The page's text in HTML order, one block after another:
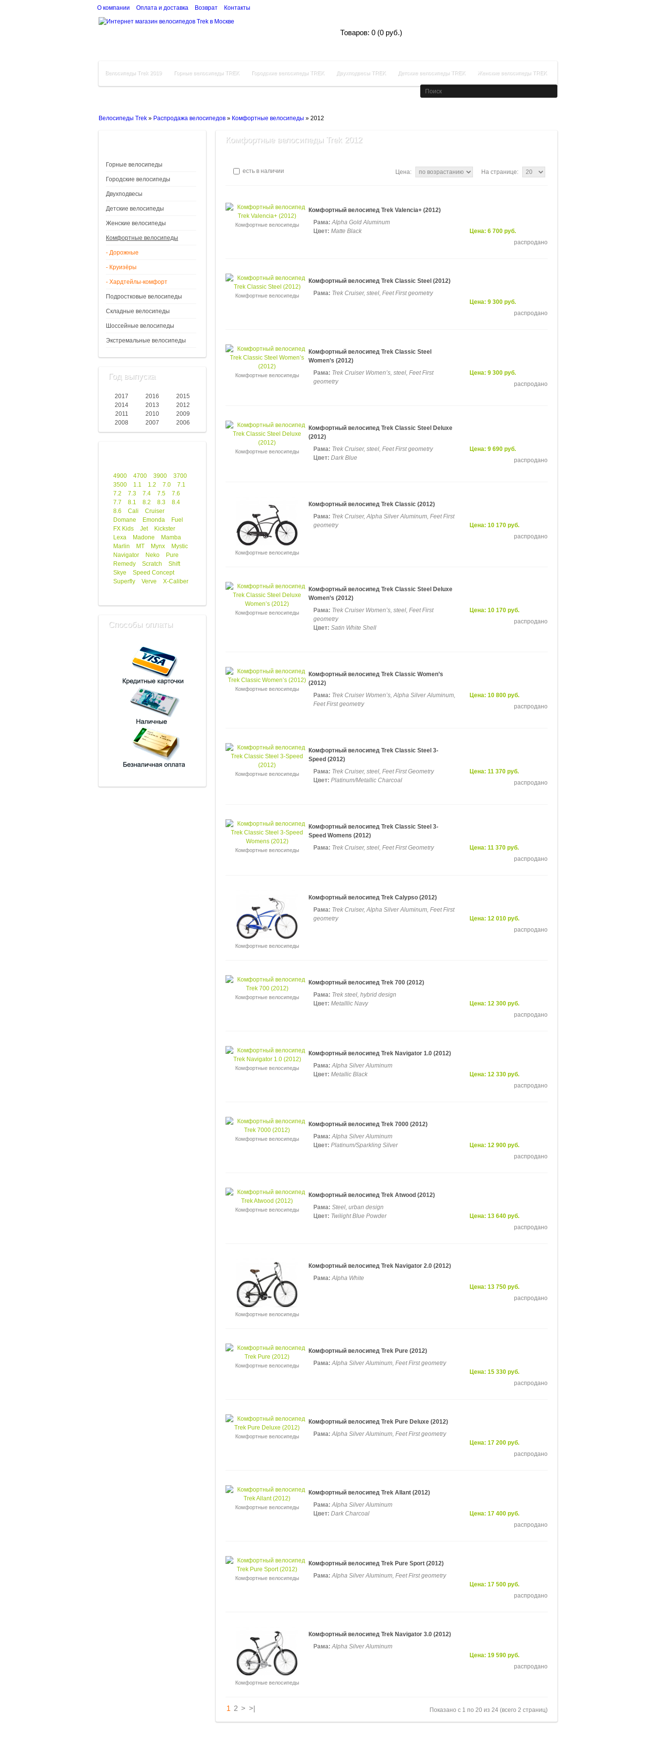
Товаров: 0 (0 руб.)
О компании Оплата и доставка Возврат Контакты
Велосипеды Trek 2019 Горные велосипеды TREK Городские велосипеды TREK Двухподвесы TREK Детские велосипеды TREK Женские велосипеды TREK
Велосипеды Trek » Распродажа велосипедов » Комфортные велосипеды » 2012
Горные велосипеды
Городские велосипеды
Двухподвесы
Детские велосипеды
Женские велосипеды
Комфортные велосипеды
- Дорожные
- Круизёры
- Хардтейлы-комфорт
Подростковые велосипеды
Складные велосипеды
Шоссейные велосипеды
Экстремальные велосипеды
Год выпуска
2017 2016
2015
2014
2013
2012
2011
2010
2009
2008
2007 2006
4900 4700 3900
3700
3500
1.1 1.2 7.0
7.1
7.2
7.3 7.4 7.5
7.6
7.7
8.1 8.2 8.3
8.4
8.6
Cali
Cruiser
Domane
Emonda
Fuel
FX Kids
Jet
Kickster
Lexa
Madone
Mamba
Marlin
MT Mynx
Mystic
Navigator
Neko
Pure
Remedy
Scratch
Shift
Skye
Speed Concept
Superfly
Verve X-Caliber
Способы оплаты
Комфортные велосипеды Trek 2012
есть в наличии На странице:
Цена:
Комфортные велосипеды
Комфортный велосипед Trek Valencia+ (2012)
Рама:Alpha Gold Aluminum
Цвет: Matte Black
Цена: 6 700 руб.
распродано
Комфортные велосипеды
Комфортный велосипед Trek Classic Steel (2012)
Рама: Trek Cruiser, steel, Feet First geometry
Цена: 9 300 руб.
распродано
Комфортные велосипеды
Комфортный велосипед Trek Classic Steel
Women’s (2012)
Рама: Trek Cruiser Women’s, steel, Feet First
geometry
Цена: 9 300 руб.
распродано
Комфортные велосипеды
Комфортный велосипед Trek Classic Steel Deluxe
(2012)
Рама: Trek Cruiser, steel, Feet First geometry
Цвет: Dark Blue
Цена: 9 690 руб.
распродано
Комфортные велосипеды
Комфортный велосипед Trek Classic (2012)
Рама: Trek Cruiser, Alpha Silver Aluminum, Feet First
geometry
Цена: 10 170 руб.
распродано
Комфортные велосипеды
Комфортный велосипед Trek Classic Steel Deluxe
Women’s (2012)
Рама: Trek Cruiser Women’s, steel, Feet First
geometry
Цвет: Satin White Shell
Цена: 10 170 руб.
распродано
Комфортные велосипеды
Комфортный велосипед Trek Classic Women’s
(2012)
Рама: Trek Cruiser Women’s, Alpha Silver Aluminum,
Feet First geometry
Цена: 10 800 руб.
распродано
Комфортные велосипеды
Комфортный велосипед Trek Classic Steel 3-
Speed (2012)
Рама: Trek Cruiser, steel, Feet First Geometry
Цвет: Platinum/Metallic Charcoal
Цена: 11 370 руб.
распродано
Комфортные велосипеды
Комфортный велосипед Trek Classic Steel 3-
Speed Womens (2012)
Рама: Trek Cruiser, steel, Feet First Geometry
Цена: 11 370 руб.
распродано
Комфортные велосипеды
Комфортный велосипед Trek Calypso (2012)
Рама: Trek Cruiser, Alpha Silver Aluminum, Feet First
geometry
Цена: 12 010 руб.
распродано
Комфортные велосипеды
Комфортный велосипед Trek 700 (2012)
Рама: Trek steel, hybrid design
Цвет: Metalllic Navy
Цена: 12 300 руб.
распродано
Комфортные велосипеды
Комфортный велосипед Trek Navigator 1.0 (2012)
Рама:Alpha Silver Aluminum
Цвет: Metallic Black
Цена: 12 330 руб.
распродано
Комфортные велосипеды
Комфортный велосипед Trek 7000 (2012)
Рама:Alpha Silver Aluminum
Цвет: Platinum/Sparkling Silver
Цена: 12 900 руб.
распродано
Комфортные велосипеды
Комфортный велосипед Trek Atwood (2012)
Рама: Steel, urban design
Цвет: Twilight Blue Powder
Цена: 13 640 руб.
распродано
Комфортные велосипеды
Комфортный велосипед Trek Navigator 2.0 (2012)
Рама:Alpha White
Цена: 13 750 руб.
распродано
Комфортные велосипеды
Комфортный велосипед Trek Pure (2012)
Рама:Alpha Silver Aluminum, Feet First geometry
Цена: 15 330 руб.
распродано
Комфортные велосипеды
Комфортный велосипед Trek Pure Deluxe (2012)
Рама:Alpha Silver Aluminum, Feet First geometry
Цена: 17 200 руб.
распродано
Комфортные велосипеды
Комфортный велосипед Trek Allant (2012)
Рама:Alpha Silver Aluminum
Цвет: Dark Charcoal
Цена: 17 400 руб.
распродано
Комфортные велосипеды
Комфортный велосипед Trek Pure Sport (2012)
Рама:Alpha Silver Aluminum, Feet First geometry
Цена: 17 500 руб.
распродано
Комфортные велосипеды
Комфортный велосипед Trek Navigator 3.0 (2012)
Рама:Alpha Silver Aluminum
Цена: 19 590 руб.
распродано
1 2 > >| Показано с 1 по 20 из 24 (всего 2 страниц)